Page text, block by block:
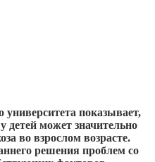
показывает,
детей может значительно
во взрослом возрасте.
решения проблем со